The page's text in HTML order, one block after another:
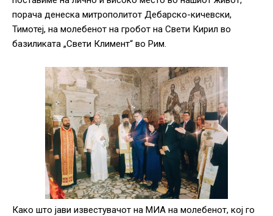
порача денеска митрополитот Дебарско-кичевски,
Тимотеј, на молебенот на гробот на Свети Кирил во
базиликата „Свети Климент“ во Рим.
Како што јави известувачот на МИА на молебенот, кој го